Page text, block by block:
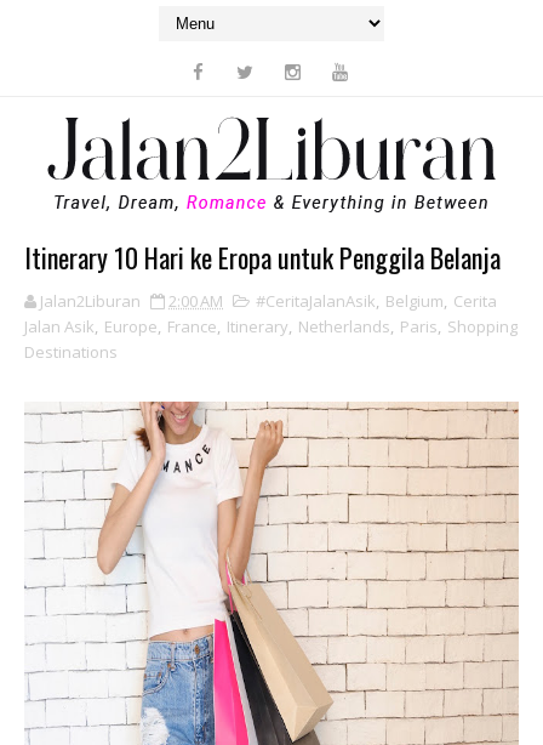
Itinerary 10 Hari ke Eropa untuk Penggila Belanja
Jalan2Liburan 2:00 AM #CeritaJalanAsik, Belgium, Cerita
Jalan Asik, Europe, France, Itinerary, Netherlands, Paris, Shopping
Destinations